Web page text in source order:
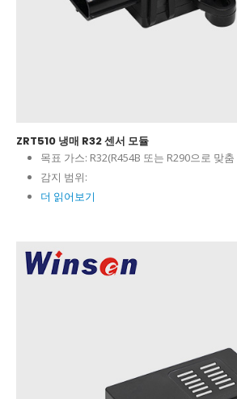
ZRT510 냉매 R32 센서 모듈
목표 가스: R32(R454B 또는 R290으로 맞
감지 범위:
더 읽어보기